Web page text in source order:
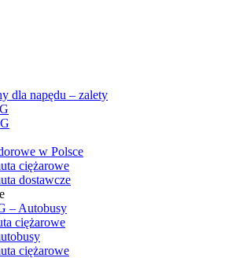
tankowanie gazu ziemnego i wodoru,
dla napędu – zalety
w Polsce
ciężarowe
dostawcze
– Autobusy
ciężarowe
ciężarowe